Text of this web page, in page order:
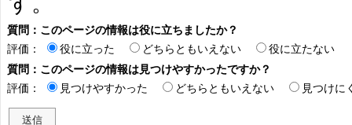
質問：このページの情報は役に立ちましたか？
評価：
役に立った どちらともいえない
役に立たない
質問：このページの情報は見つけやすかったですか？
評価：
見つけやすかった どちらともいえない 見つけに